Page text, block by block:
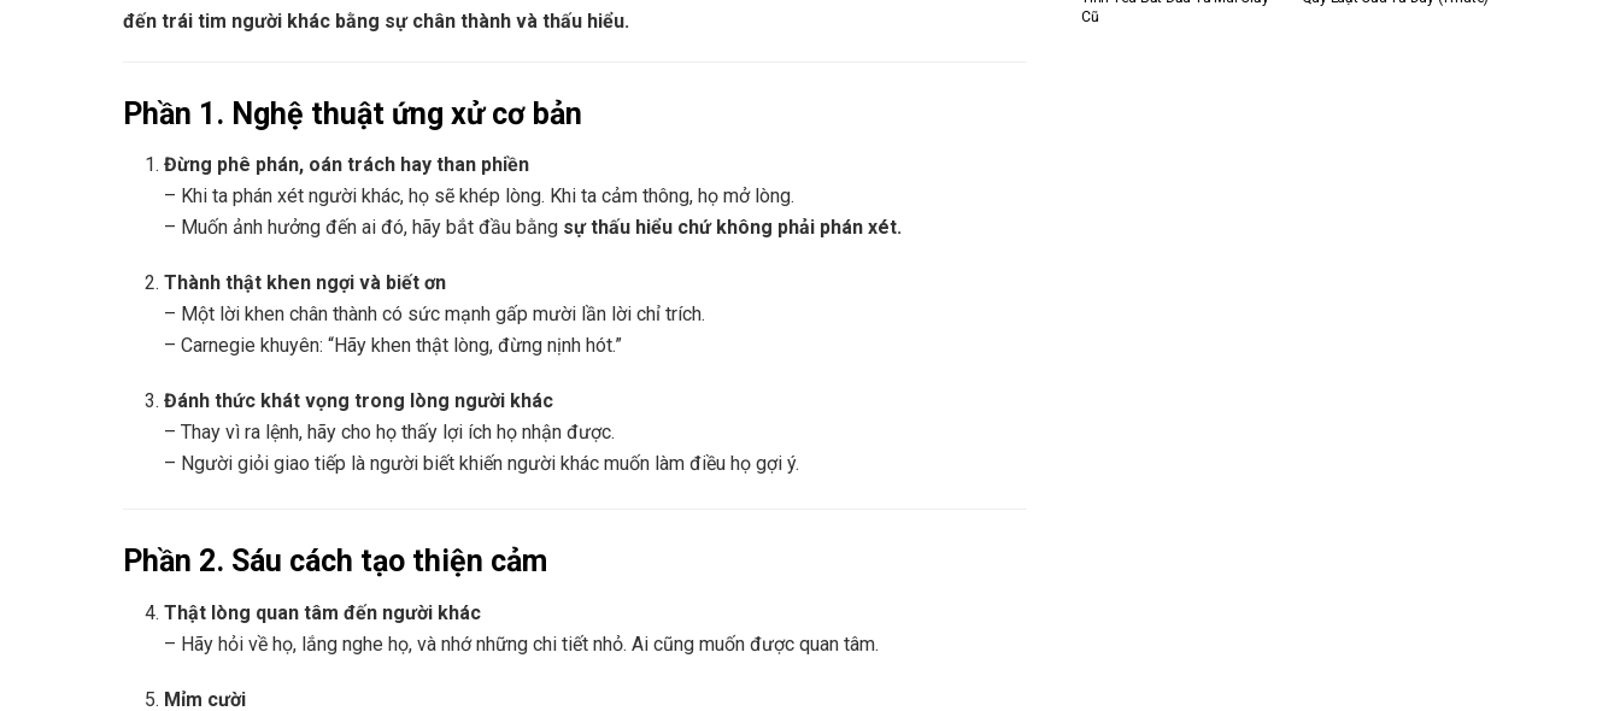
đến trái tim người khác bằng sự chân thành và thấu hiểu.
Phần 1. Nghệ thuật ứng xử cơ bản
Đừng phê phán, oán trách hay than phiền
– Khi ta phán xét người khác, họ sẽ khép lòng. Khi ta cảm thông, họ mở lòng.
– Muốn ảnh hưởng đến ai đó, hãy bắt đầu bằng sự thấu hiểu chứ không phải phán xét.
Thành thật khen ngợi và biết ơn
– Một lời khen chân thành có sức mạnh gấp mười lần lời chỉ trích.
– Carnegie khuyên: “Hãy khen thật lòng, đừng nịnh hót.”
Đánh thức khát vọng trong lòng người khác
– Thay vì ra lệnh, hãy cho họ thấy lợi ích họ nhận được.
– Người giỏi giao tiếp là người biết khiến người khác muốn làm điều họ gợi ý.
Phần 2. Sáu cách tạo thiện cảm
Thật lòng quan tâm đến người khác
– Hãy hỏi về họ, lắng nghe họ, và nhớ những chi tiết nhỏ. Ai cũng muốn được quan tâm.
Mỉm cười
Cũ